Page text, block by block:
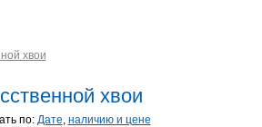
хвои
хвои
по: Дате, наличию и цене